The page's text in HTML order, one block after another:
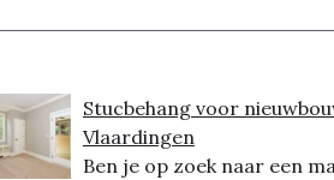
Stucbehang voor
Vlaardingen
Ben je op zoek naar een